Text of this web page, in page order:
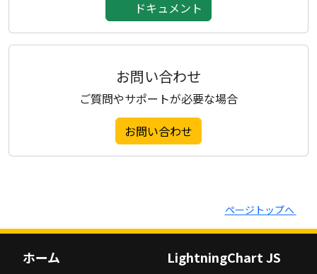
ドキュメント
お問い合わせ
ご質問やサポートが必要な場合
お問い合わせ
ページトップへ
ホーム LightningChart JS